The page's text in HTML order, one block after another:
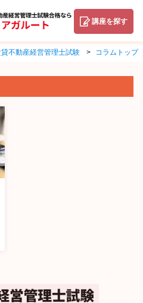
講座を探す
不動産経営管理士試験 コラムトップ